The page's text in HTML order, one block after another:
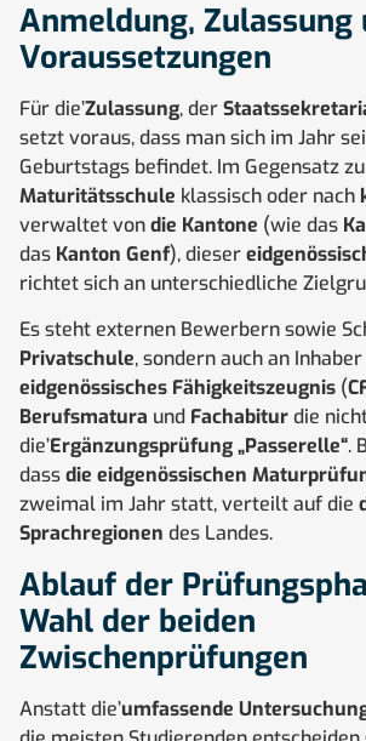
Anmeldung, Zulassung
Voraussetzungen
Für die’Zulassung, der
setzt voraus, dass man sich im Jahr
Geburtstags befindet. Im Gegensatz
Maturitätsschule klassisch oder nach
verwaltet vondie Kantone (wie das
das Kanton Genf), dieser
richtet sich an unterschiedliche
Es steht externen Bewerbern sowie
Privatschule, sondern auch an
eidgenössisches Fähigkeitszeugnis (
Berufsmatura und Fachabiturdie
die’Ergänzungsprüfung „Passerelle“.
dassdie eidgenössischen
zweimal im Jahr statt, verteilt auf die
Sprachregionen des Landes.
Ablauf der
Wahl der beiden
Zwischenprüfungen
Anstatt die’umfassende